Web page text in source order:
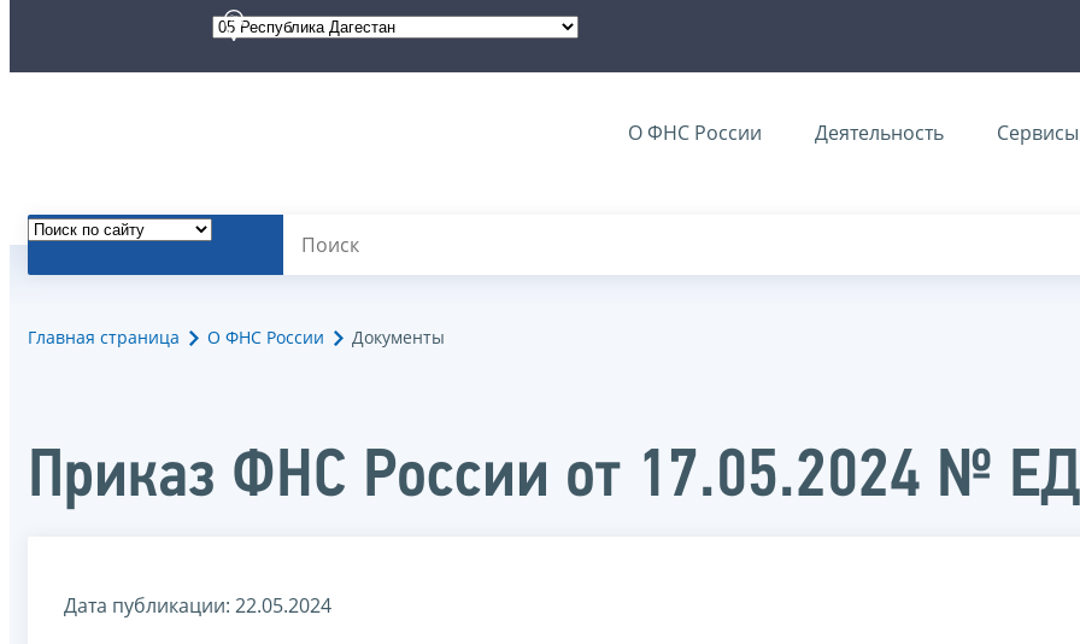
О ФНС России Деятельность Сервисы
Главная страница О ФНС России Документы
Приказ ФНС России от 17.05.2024 №
Дата публикации: 22.05.2024